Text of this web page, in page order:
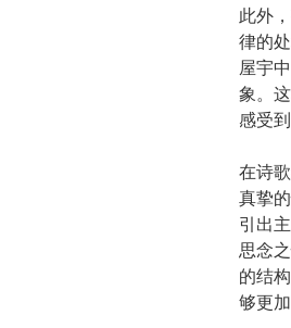
此外
律的
屋宇
象。
感受
在诗
真挚
引出
思念
的结
够更